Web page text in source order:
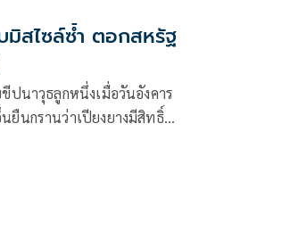
มิสไซล์ซ้ำ ตอกสหรัฐ
ปนาวุธลูกหนึ่งเมื่อวันอังคาร
ยืนกรานว่าเปียงยางมีสิทธิ์